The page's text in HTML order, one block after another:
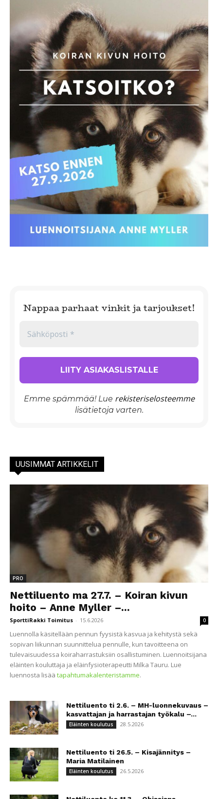
Nappaa parhaat vinkit ja tarjoukset!
Emme spämmää! Lue rekisteriselosteemme
lisätietoja varten.
UUSIMMAT ARTIKKELIT
PRO
Nettiluento ma 27.7. – Koiran kivun
hoito – Anne Myller –...
SporttiRakki Toimitus - 15.6.2026 0
Luennolla käsitellään pennun fyysistä kasvua ja kehitystä sekä
sopivan liikunnan suunnittelua pennulle, kun tavoitteena on
tulevaisuudessa koiraharrastuksiin osallistuminen. Luennoitsijana
eläinten kouluttaja ja eläinfysioterapeutti Milka Tauru. Lue
luennosta lisää tapahtumakalenteristamme.
Nettiluento ti 2.6. – MH-luonnekuvaus –
kasvattajan ja harrastajan työkalu –...
Eläinten koulutus 28.5.2026
Nettiluento ti 26.5. – Kisajännitys –
Maria Matilainen
Eläinten koulutus 26.5.2026